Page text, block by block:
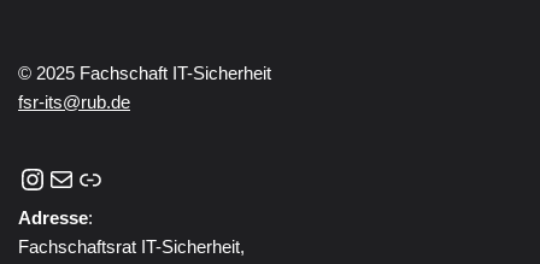
© 2025 Fachschaft IT-Sicherheit
fsr-its@rub.de
Adresse:
Fachschaftsrat IT-Sicherheit,